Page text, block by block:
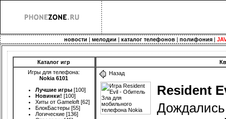
новости |мелодии |каталог телефонов |полифония |
Каталог игр
Игры для телефона:
Nokia 6101
Лучшие игры [100]
Новинки! [100]
Хиты от Gameloft [62]
БлокБастеры [55]
Логические [136]
Назад
Resident